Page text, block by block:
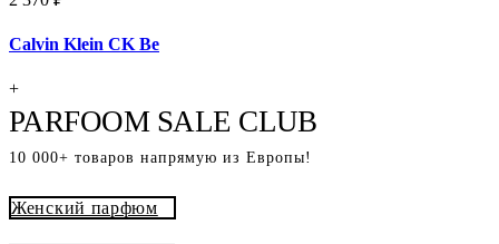
Calvin Klein CK Be
+
PARFOOM SALE CLUB
10 000+ товаров напрямую из Европы!
Женский парфюм